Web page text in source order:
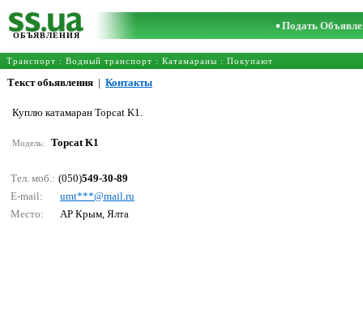
ОБЪЯВЛЕНИЯ
Подать
Транспорт : Водный транспорт : Катамараны : Покупают
Текст обьявления | Контакты
Куплю катамаран Topcat K1.
Модель: Topcat K1
Тел. моб.: (050)549-30-89
E-mail:
umt***@mаil.ru
Место:
АР Крым, Ялта